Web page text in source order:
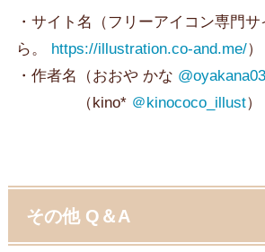
・サイト名（フリーアイコン専門
ら。 https://illustration.co-and.me/）
・作者名（おおや かな @oyakana03
（kino* ＠kinococo_illust）
その他 Q＆A